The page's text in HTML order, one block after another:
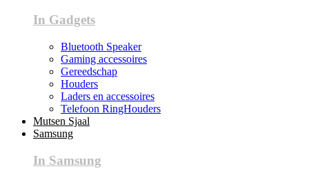
In Gadgets
Bluetooth Speaker
Gaming accessoires
Gereedschap
Houders
Laders en accessoires
Telefoon RingHouders
Mutsen Sjaal
Samsung
In Samsung